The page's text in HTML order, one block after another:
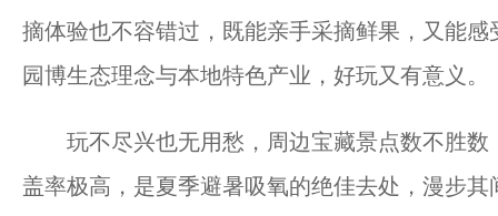
摘体验也不容错过，既能亲手采摘鲜果，又能
园博生态理念与本地特色产业，好玩又有意义。
玩不尽兴也无用愁，周边宝藏景点数不胜数
盖率极高，是夏季避暑吸氧的绝佳去处，漫步